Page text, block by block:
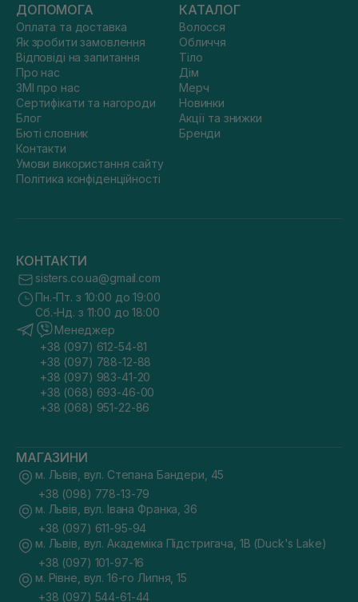
ДОПОМОГА
Оплата та доставка
Як зробити замовлення
Відповіді на запитання
Про нас
ЗМІ про нас
Сертифікати та нагороди
Блог
Бюті словник
Контакти
Умови використання сайту
Політика конфіденційності
КАТАЛОГ
Волосся
Обличчя
Тіло
Дім
Мерч
Новинки
Акції та знижки
Бренди
КОНТАКТИ
sisters.co.ua@gmail.com
Пн.-Пт. з 10:00 до 19:00
Сб.-Нд. з 11:00 до 18:00
Менеджер
+38 (097) 612-54-81
+38 (097) 788-12-88
+38 (097) 983-41-20
+38 (068) 693-46-00
+38 (068) 951-22-86
МАГАЗИНИ
м. Львів, вул. Степана Бандери, 45
+38 (098) 778-13-79
м. Львів, вул. Івана Франка, 36
+38 (097) 611-95-94
м. Львів, вул. Академіка Підстригача, 1В (Duck's Lake)
+38 (097) 101-97-16
м. Рівне, вул. 16-го Липня, 15
+38 (097) 544-61-44